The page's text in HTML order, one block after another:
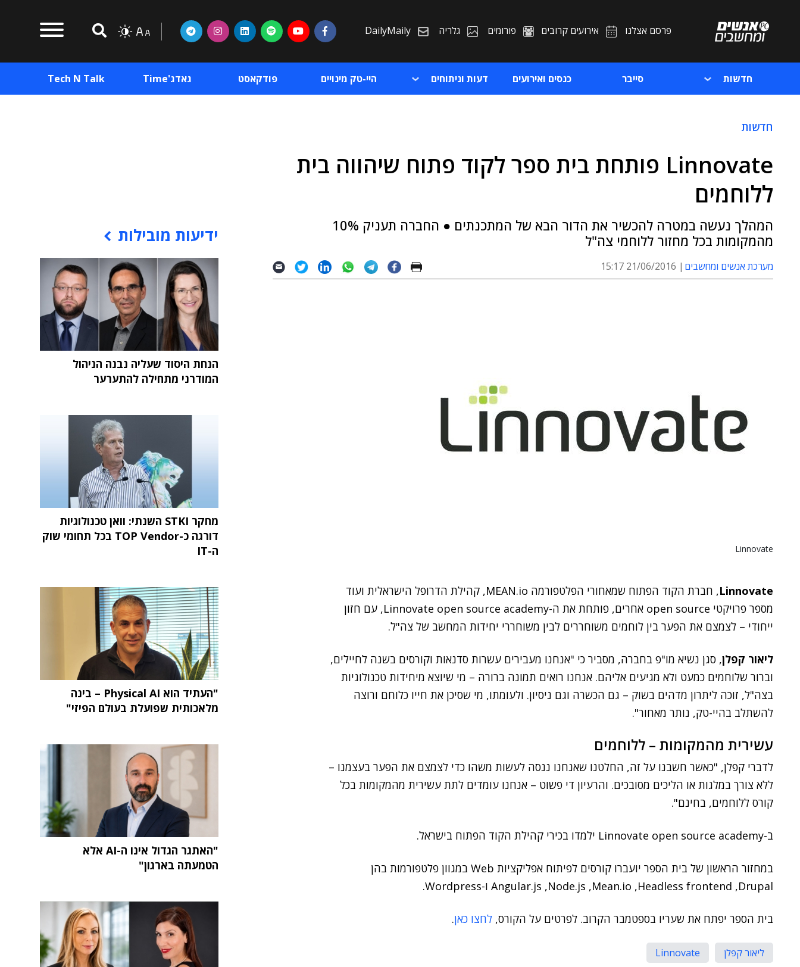
פרסם אצלנו אירועים קרובים פורומים גלריה DailyMaily
חדשות סייבר כנסים ואירועים דעות וניתוחים היי-טק מינויים פודקאסט גאדג'Time Tech N Talk
חדשות
Linnovate פותחת בית ספר לקוד פתוח שיהווה בית
ללוחמים
המהלך נעשה במטרה להכשיר את הדור הבא של המתכנתים ● החברה תעניק 10%
מהמקומות בכל מחזור ללוחמי צה"ל
מערכת אנשים ומחשבים 21/06/2016 15:17
Linnovate
Linnovate
, חברת הקוד הפתוח שמאחורי הפלטפורמה MEAN.io, קהילת הדרופל הישראלית ועוד
מספר פרויקטי open source אחרים, פותחת את ה-Linnovate open source academy, עם חזון
ייחודי – לצמצם את הפער בין לוחמים משוחררים לבין משוחררי יחידות המחשב של צה"ל.
ליאור קפלן, סגן נשיא מו"פ בחברה, מסביר כי "אנחנו מעבירים עשרות סדנאות וקורסים בשנה לחיילים,
וברור שלוחמים כמעט ולא מגיעים אליהם. אנחנו רואים תמונה ברורה – מי שיוצא מיחידות טכנולוגיות
בצה"ל, זוכה ליתרון מדהים בשוק – גם הכשרה וגם ניסיון. ולעומתו, מי שסיכן את חייו כלוחם ורוצה
להשתלב בהיי-טק, נותר מאחור".
עשירית מהמקומות – ללוחמים
לדברי קפלן, "כאשר חשבנו על זה, החלטנו שאנחנו ננסה לעשות משהו כדי לצמצם את הפער בעצמנו –
ללא צורך במלגות או הליכים מסובכים. והרעיון די פשוט – אנחנו עומדים לתת עשירית מהמקומות בכל
קורס ללוחמים, בחינם".
ב-Linnovate open source academy ילמדו בכירי קהילת הקוד הפתוח בישראל.
במחזור הראשון של בית הספר יועברו קורסים לפיתוח אפליקציות Web במגוון פלטפורמות בהן
Angular.js ,Node.js ,Mean.io ,Headless frontend ,Drupal ו-Wordpress.
בית הספר יפתח את שעריו בספטמבר הקרוב. לפרטים על הקורס, לחצו כאן.
ליאור קפלן Linnovate
ידיעות מובילות
הנחת היסוד שעליה נבנה הניהול
המודרני מתחילה להתערער
מחקר STKI השנתי: וואן טכנולוגיות
דורגה כ-TOP Vendor בכל תחומי שוק
ה-IT
"העתיד הוא Physical AI – בינה
מלאכותית שפועלת בעולם הפיזי"
"האתגר הגדול אינו ה-AI אלא
הטמעתה בארגון"